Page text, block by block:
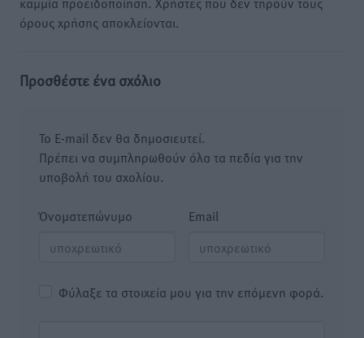
όρους χρήσης αποκλείονται.
Προσθέστε ένα σχόλιο
Το E-mail δεν θα δημοσιευτεί.
Πρέπει να συμπληρωθούν όλα τα πεδία για την
υποβολή του σχολίου.
Όνοματεπώνυμο Email
Φύλαξε τα στοιχεία μου για την επόμενη φορά.